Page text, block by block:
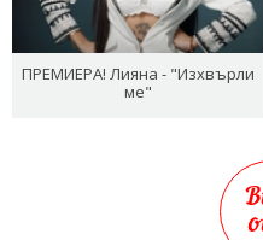
ПРЕМИЕРА! Лияна - "Изхвърли
ме"